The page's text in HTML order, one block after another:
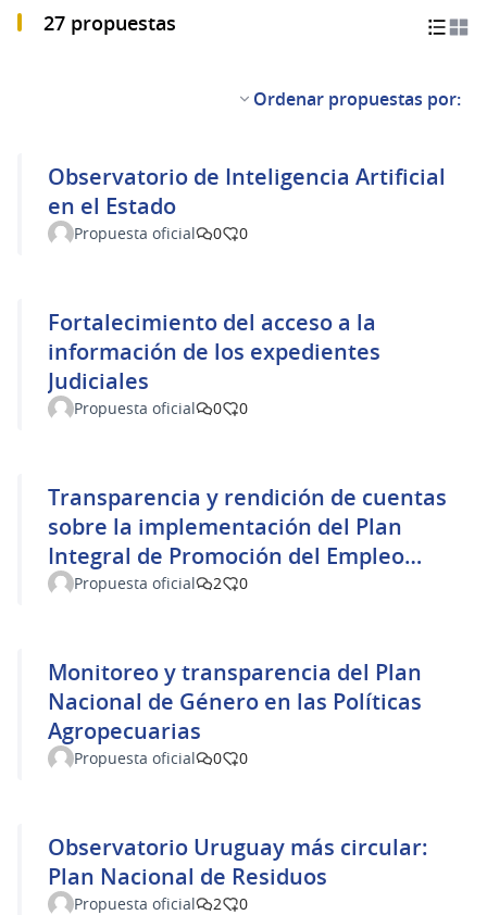
27 propuestas
Ordenar propuestas por:
Observatorio de Inteligencia Artificial
en el Estado
Propuesta oficial 0 0
Fortalecimiento del acceso a la
información de los expedientes
Judiciales
Propuesta oficial 0 0
Transparencia y rendición de cuentas
sobre la implementación del Plan
Integral de Promoción del Empleo
(PIPE)Propuesta oficial 2 0
Monitoreo y transparencia del Plan
Nacional de Género en las Políticas
Agropecuarias
Propuesta oficial 0 0
Observatorio Uruguay más circular:
Plan Nacional de Residuos
Propuesta oficial 2 0